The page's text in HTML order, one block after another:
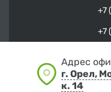
+7
+7
Адрес
г. Орел,
к. 14